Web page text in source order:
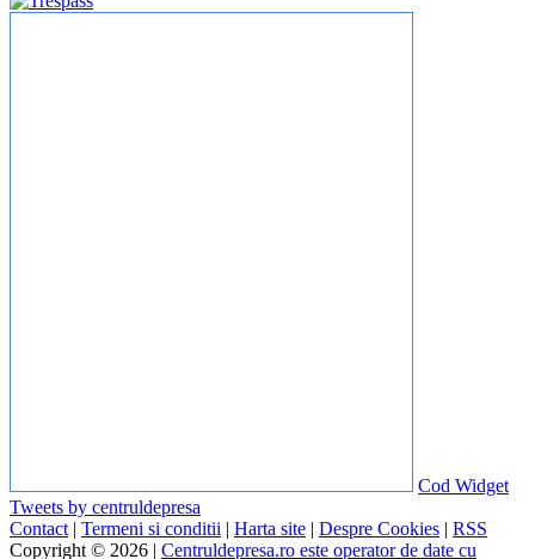
Cod Widget
Tweets by centruldepresa
Contact | Termeni si conditii | Harta site | Despre Cookies | RSS
Copyright © 2026 | Centruldepresa.ro este operator de date cu